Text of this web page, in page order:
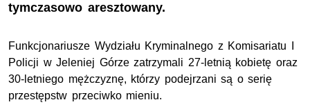
tymczasowo aresztowany.
Funkcjonariusze Wydziału Kryminalnego z Komisariatu I
Policji w Jeleniej Górze zatrzymali 27-letnią kobietę oraz
30-letniego mężczyznę, którzy podejrzani są o serię
przestępstw przeciwko mieniu.